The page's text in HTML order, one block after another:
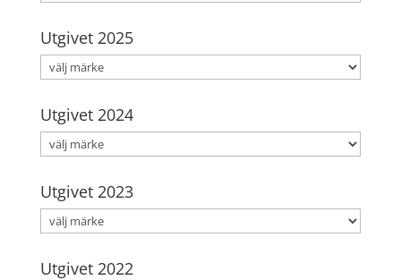
Utgivet 2025
Utgivet 2024
Utgivet 2023
Utgivet 2022